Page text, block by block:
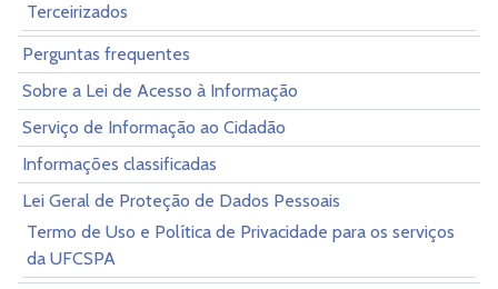
Terceirizados
Perguntas frequentes
Sobre a Lei de Acesso à Informação
Serviço de Informação ao Cidadão
Informações classificadas
Lei Geral de Proteção de Dados Pessoais
Termo de Uso e Política de Privacidade para os serviços
da UFCSPA